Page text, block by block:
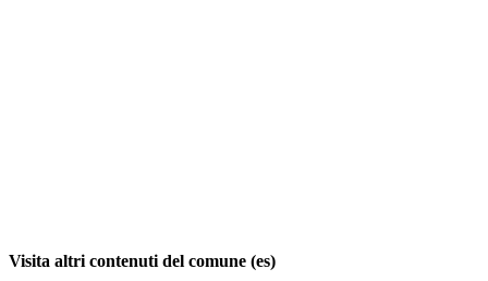
Visita altri contenuti del comune (es)